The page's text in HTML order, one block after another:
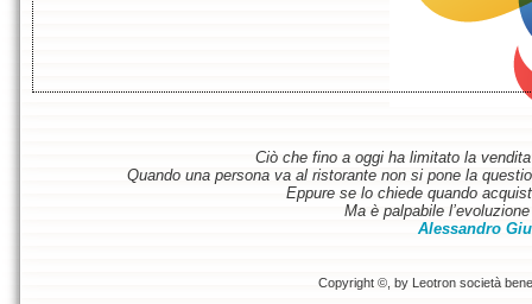
Ciò che fino a oggi ha limitato la
Quando una persona va al ristorante non si pone la
Eppure se lo chiede quando
Ma è palpabile
Alessandro
Copyright ©, by Leotron società